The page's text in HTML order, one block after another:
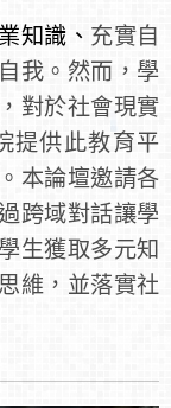
知識、 充實自
我。然而，學
對於社會現實
提供此教育平
本論壇邀請各
跨域對話讓學
生獲取多元知
維，並落實社